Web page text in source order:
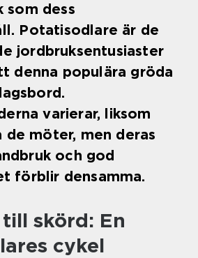
som dess
Potatisodlare är de
jordbruksentusiaster
denna populära gröda
varierar, liksom
de möter, men deras
och god
förblir densamma.
skörd: En
cykel